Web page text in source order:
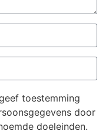
toestemming
door
doeleinden.